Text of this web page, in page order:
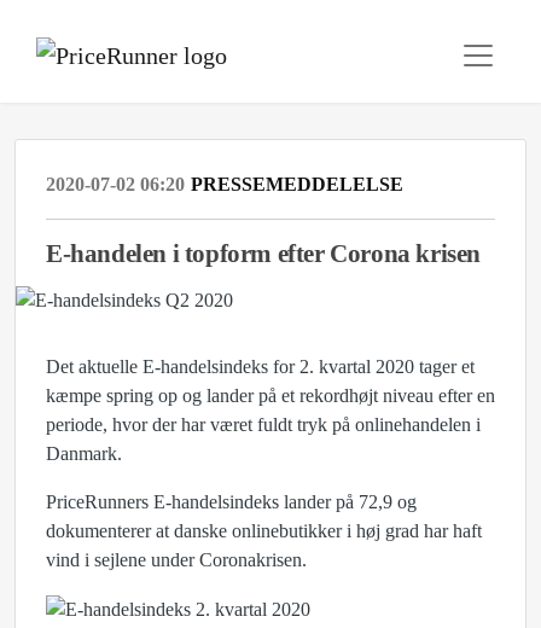
2020-07-02 06:20 PRESSEMEDDELELSE
E-handelen i topform efter Corona krisen
Det aktuelle E-handelsindeks for 2. kvartal 2020 tager et
kæmpe spring op og lander på et rekordhøjt niveau efter en
periode, hvor der har været fuldt tryk på onlinehandelen i
Danmark.
PriceRunners E-handelsindeks lander på 72,9 og
dokumenterer at danske onlinebutikker i høj grad har haft
vind i sejlene under Coronakrisen.